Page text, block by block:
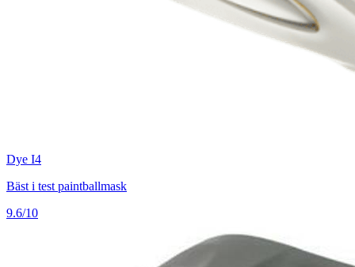
Dye I4
Bäst i test paintballmask
9.6/10